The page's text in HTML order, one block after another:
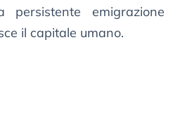
emigrazione
il capitale umano.